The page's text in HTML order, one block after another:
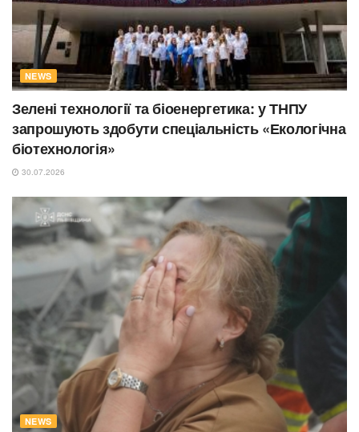
NEWS
Зелені технології та біоенергетика: у ТНПУ
запрошують здобути спеціальність «Екологічна
біотехнологія»
30.07.2026
NEWS